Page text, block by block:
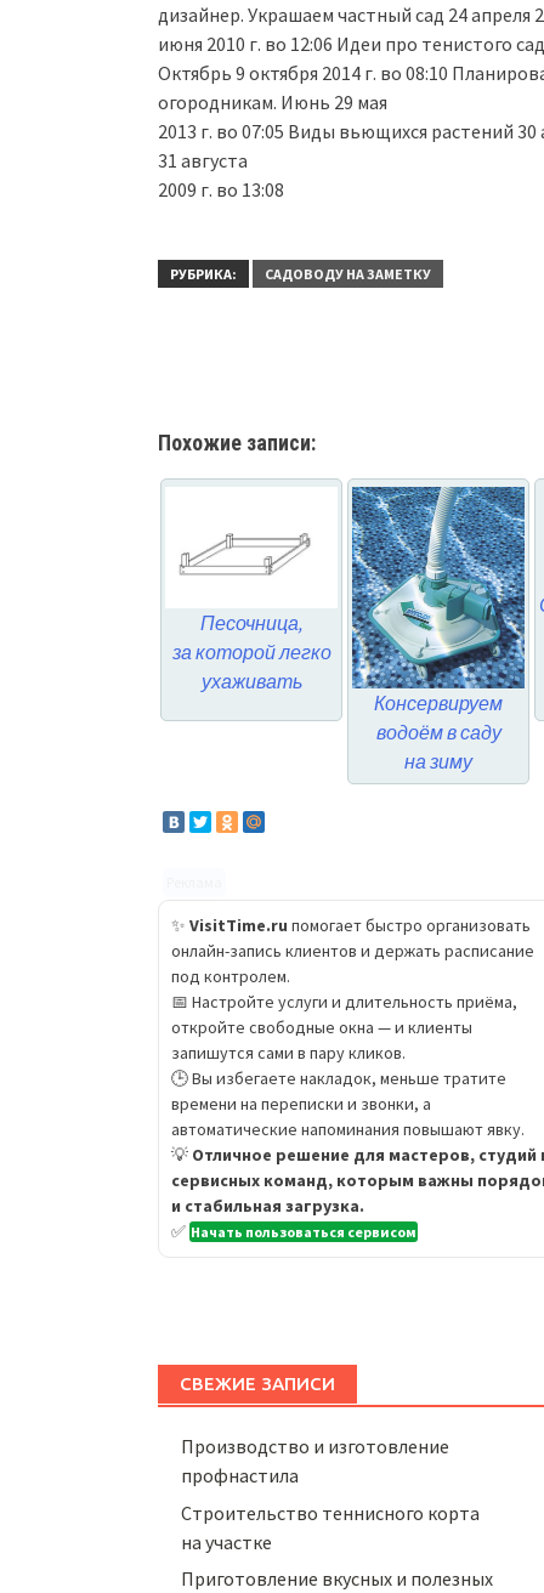
дизайнер. Украшаем частный сад 24
июня 2010 г. во 12:06 Идеи про тенистого
Октябрь 9 октября 2014 г. во 08:10
огородникам. Июнь 29 мая
2013 г. во 07:05 Виды вьющихся растений
31 августа
2009 г. во 13:08
РУБРИКА: САДОВОДУ НА ЗАМЕТКУ
Похожие записи:
Песочница,
за которой легко
ухаживать
Консервируем
водоём в саду
на зиму
✨ VisitTime.ru помогает быстро организовать
онлайн-запись клиентов и держать расписание
под контролем.
📅 Настройте услуги и длительность приёма,
откройте свободные окна — и клиенты
запишутся сами в пару кликов.
🕒 Вы избегаете накладок, меньше тратите
времени на переписки и звонки, а
автоматические напоминания повышают явку.
💡 Отличное решение для мастеров, студий
сервисных команд, которым важны
и стабильная загрузка.
✅ Начать пользоваться сервисом
СВЕЖИЕ ЗАПИСИ
Производство и изготовление
профнастила
Строительство теннисного корта
на участке
Приготовление вкусных и полезных